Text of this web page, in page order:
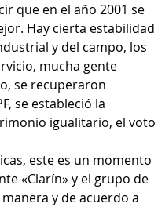
que en el año 2001 se
Hay cierta estabilidad
y del campo, los
mucha gente
se recuperaron
se estableció la
igualitario, el voto
este es un momento
«Clarín» y el grupo de
y de acuerdo a